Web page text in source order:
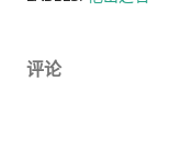
评论